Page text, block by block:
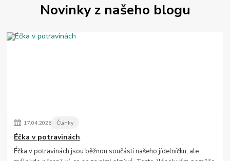
Novinky z našeho blogu
17.04.2026 Články
Éčka v potravinách
Éčka v potravinách jsou běžnou součástí našeho jídelníčku, ale